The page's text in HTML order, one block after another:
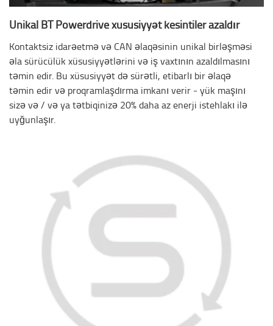
Unikal BT Powerdrive xüsusiyyət kesintiler azaldır
Kontaktsiz idarəetmə və CAN əlaqəsinin unikal birləşməsi
əla sürücülük xüsusiyyətlərini və iş vaxtının azaldılmasını
təmin edir. Bu xüsusiyyət də sürətli, etibarlı bir əlaqə
təmin edir və proqramlaşdırma imkanı verir - yük maşını
sizə və / və ya tətbiqinizə 20% daha az enerji istehlakı ilə
uyğunlaşır.